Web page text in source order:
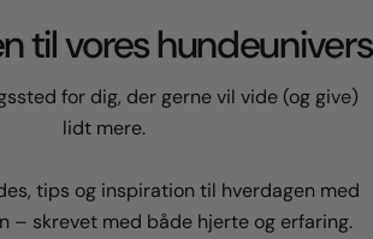
til vores hundeunivers
for dig, der gerne vil vide (og give)
lidt mere.
tips og inspiration til hverdagen med
– skrevet med både hjerte og erfaring.